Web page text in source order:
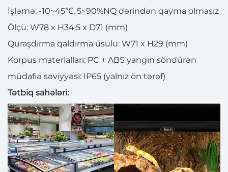
İşləmə: -10~45℃, 5~90%NQ dərindən qayma olmasız
Ölçü: W78 x H34.5 x D71 (mm)
Quraşdırma qaldırma üsulu: W71 x H29 (mm)
Korpus materialları: PC + ABS yangın söndürən
müdafiə səviyyəsi: IP65 (yalnız ön tərəf)
Tətbiq sahələri: